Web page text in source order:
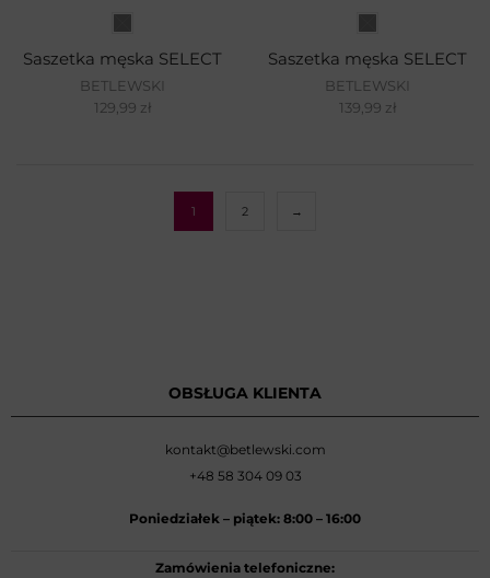
Saszetka męska SELECT
BETLEWSKI
129,99 zł
Saszetka męska SELECT
BETLEWSKI
139,99 zł
1 2 →
OBSŁUGA KLIENTA
kontakt@betlewski.com
+48 58 304 09 03
Poniedziałek – piątek: 8:00 – 16:00
Zamówienia telefoniczne: